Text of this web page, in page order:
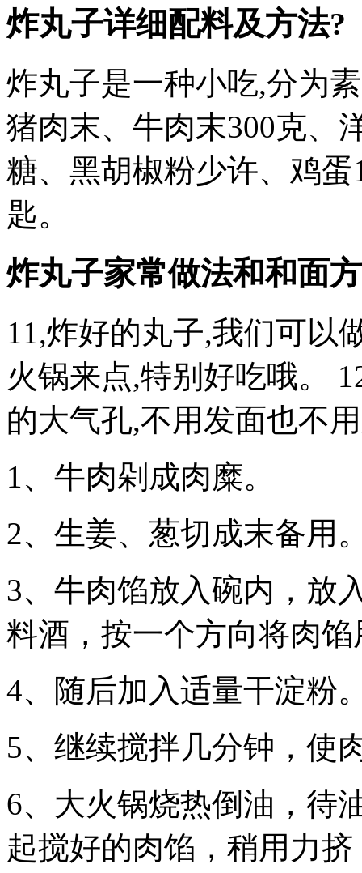
炸丸子详细配料及方法?
炸丸子是一种小吃,分为
猪肉末、牛肉末300克、
糖、黑胡椒粉少许、鸡
匙。
炸丸子家常做法和和面
11,炸好的丸子,我们可以
火锅来点,特别好吃哦。
的大气孔,不用发面也不
1、牛肉剁成肉糜。
2、生姜、葱切成末备用
3、牛肉馅放入碗内，放
料酒，按一个方向将肉
4、随后加入适量干淀粉
5、继续搅拌几分钟，使
6、大火锅烧热倒油，待
起搅好的肉馅，稍用力